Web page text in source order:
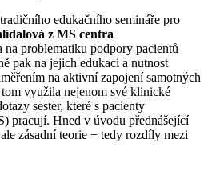
edukačního semináře pro
z MS centra
na problematiku podpory pacientů
pak na jejich edukaci a nutnost
na aktivní zapojení samotných
využila nejenom své klinické
sester, které s pacienty
pracují. Hned v úvodu přednášející
zásadní teorie −⁠ tedy rozdíly mezi